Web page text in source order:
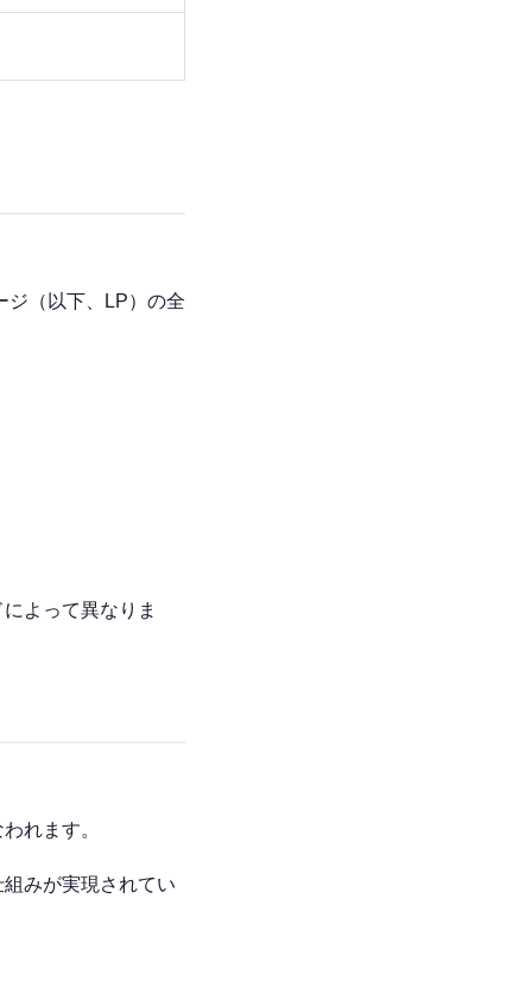
ジ（以下、LP）の全
よって異なりま
れます。
みが実現されてい